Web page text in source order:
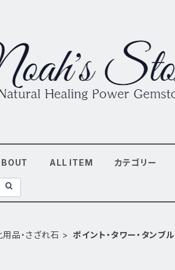
ALL ITEM カテゴリー
用品・さざれ石 ポイント・タワー・タンブル